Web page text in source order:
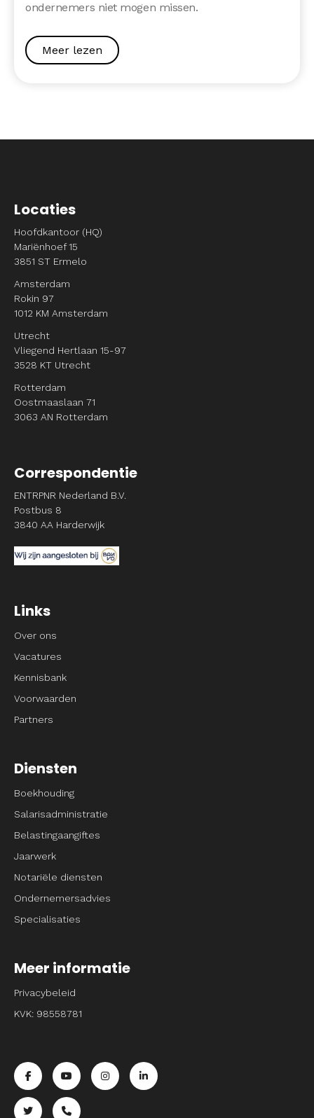
ondernemers niet mogen missen.
Meer lezen
Locaties
Hoofdkantoor (HQ)
Mariënhoef 15
3851 ST Ermelo
Amsterdam
Rokin 97
1012 KM Amsterdam
Utrecht
Vliegend Hertlaan 15-97
3528 KT Utrecht
Rotterdam
Oostmaaslaan 71
3063 AN Rotterdam
Correspondentie
ENTRPNR Nederland B.V.
Postbus 8
3840 AA Harderwijk
Links
Over ons
Vacatures
Kennisbank
Voorwaarden
Partners
Diensten
Boekhouding
Salarisadministratie
Belastingaangiftes
Jaarwerk
Notariële diensten
Ondernemersadvies
Specialisaties
Meer informatie
Privacybeleid
KVK: 98558781
Ga naar de facebook pagina van Entrpnr
Ga naar de youtube pagina van Entrpnr
Ga naar de instagram pagina van Entrpnr
Ga naar de linkedin pagina van